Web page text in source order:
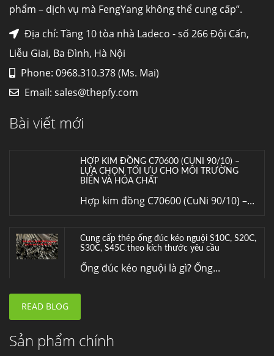
phẩm – dịch vụ mà FengYang không thể cung cấp”.
Địa chỉ: Tầng 10 tòa nhà Ladeco - số 266 Đội Cấn,
Liễu Giai, Ba Đình, Hà Nội
Phone: 0968.310.378 (Ms. Mai)
Email: sales@thepfy.com
Bài viết mới
Hợp kim N06625 là gì? Giá hợp kim 625 mới
nhiệt,...
Mua inox ở đâu chất lượng giá tốt? Gọi ngay
Inox (thép không gỉ) là một trong...
HỢP KIM ĐỒNG C70600 (CUNI 90/10) –
LỰA CHỌN TỐI ƯU CHO MÔI TRƯỜNG
BIỂN VÀ HÓA CHẤT
Hợp kim đồng C70600 (CuNi 90/10) –...
Cung cấp thép ống đúc kéo nguội S10C, S20C,
S30C, S45C theo kích thước yêu cầu
Ống đúc kéo nguội là gì? Ống...
Fengyang là một trong những nhà
READ BLOG
Sản phẩm chính